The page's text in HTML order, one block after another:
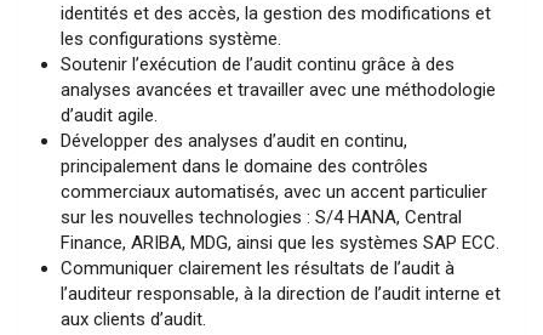
identités et des accès, la gestion des modifications et
les configurations système.
Soutenir l’exécution de l’audit continu grâce à des
analyses avancées et travailler avec une méthodologie
d’audit agile.
Développer des analyses d’audit en continu,
principalement dans le domaine des contrôles
commerciaux automatisés, avec un accent particulier
sur les nouvelles technologies : S/4 HANA, Central
Finance, ARIBA, MDG, ainsi que les systèmes SAP ECC.
Communiquer clairement les résultats de l’audit à
l’auditeur responsable, à la direction de l’audit interne et
aux clients d’audit.